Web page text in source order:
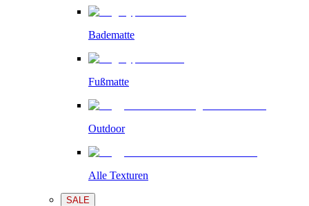
Badematte
Fußmatte
Outdoor
Alle Texturen
SALE